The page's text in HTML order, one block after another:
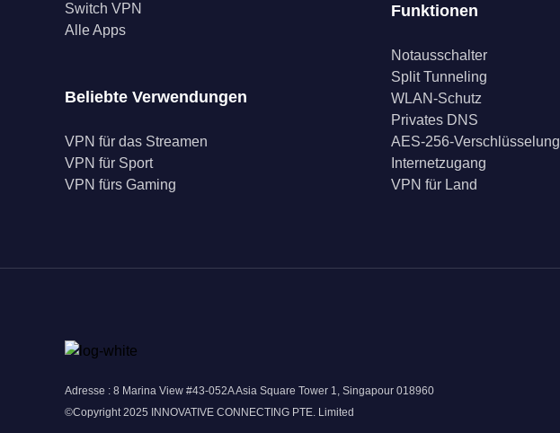
Switch VPN
Alle Apps
Beliebte Verwendungen
VPN für das Streamen
VPN für Sport
VPN fürs Gaming
Funktionen
Notausschalter
Split Tunneling
WLAN-Schutz
Privates DNS
AES-256-Verschlüsselung
Internetzugang
VPN für Land
Adresse : 8 Marina View #43-052A Asia Square Tower 1, Singapour 018960
©Copyright 2025 INNOVATIVE CONNECTING PTE. Limited